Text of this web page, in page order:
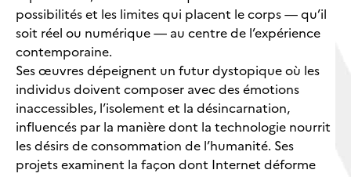
possibilités et les limites qui placent le corps — qu’il
soit réel ou numérique — au centre de l’expérience
contemporaine.
Ses œuvres dépeignent un futur dystopique où les
individus doivent composer avec des émotions
inaccessibles, l’isolement et la désincarnation,
influencés par la manière dont la technologie nourrit
les désirs de consommation de l’humanité. Ses
projets examinent la façon dont Internet déforme